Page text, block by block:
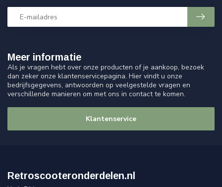
Meer informatie
Als je vragen hebt over onze producten of je aankoop, bezoek
dan zeker onze klantenservicepagina. Hier vindt u onze
bedrijfsgegevens, antwoorden op veelgestelde vragen en
verschillende manieren om met ons in contact te komen.
Klantenservice
Retroscooteronderdelen.nl